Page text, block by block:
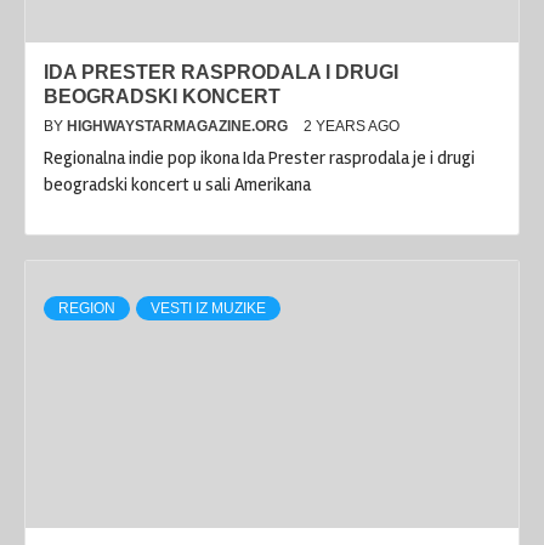
IDA PRESTER RASPRODALA I DRUGI
BEOGRADSKI KONCERT
BY HIGHWAYSTARMAGAZINE.ORG 2 YEARS AGO
Regionalna indie pop ikona Ida Prester rasprodala je i drugi
beogradski koncert u sali Amerikana
REGION VESTI IZ MUZIKE